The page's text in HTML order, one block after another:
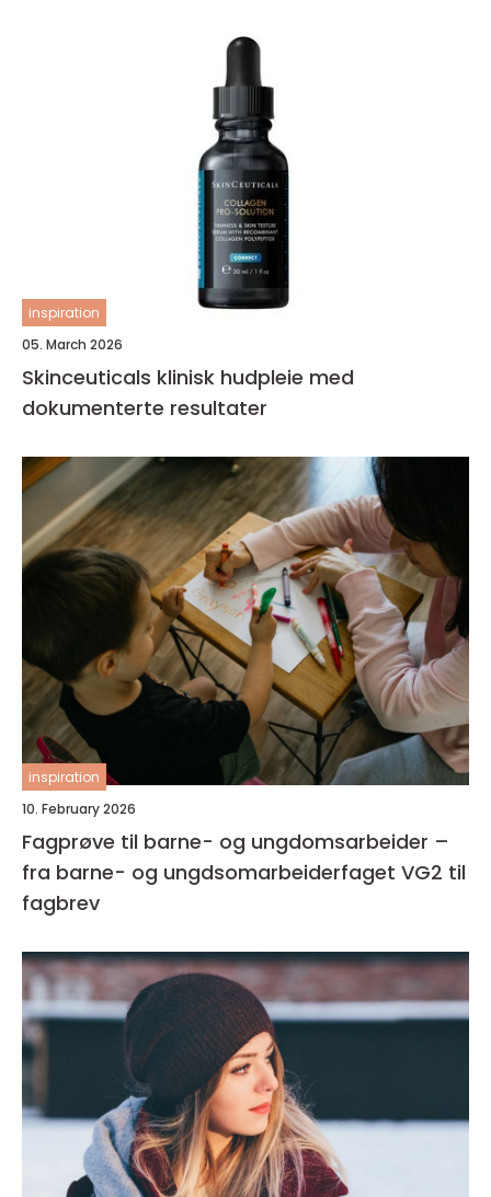
inspiration
05. March 2026
Skinceuticals klinisk hudpleie med
dokumenterte resultater
inspiration
10. February 2026
Fagprøve til barne- og ungdomsarbeider –
fra barne- og ungdsomarbeiderfaget VG2 til
fagbrev